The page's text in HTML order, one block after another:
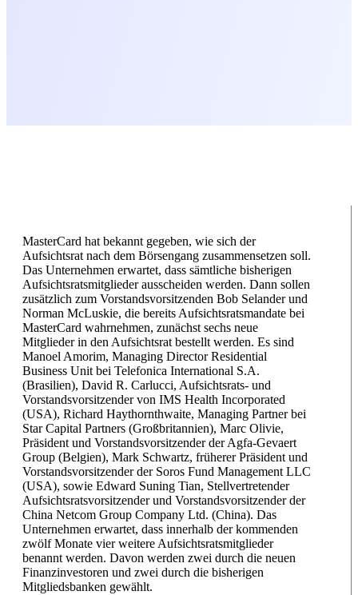
MasterCard hat bekannt gegeben, wie sich der
Aufsichtsrat nach dem Börsengang zusammensetzen soll.
Das Unternehmen erwartet, dass sämtliche bisherigen
Aufsichtsratsmitglieder ausscheiden werden. Dann sollen
zusätzlich zum Vorstandsvorsitzenden Bob Selander und
Norman McLuskie, die bereits Aufsichtsratsmandate bei
MasterCard wahrnehmen, zunächst sechs neue
Mitglieder in den Aufsichtsrat bestellt werden. Es sind
Manoel Amorim, Managing Director Residential
Business Unit bei Telefonica International S.A.
(Brasilien), David R. Carlucci, Aufsichtsrats- und
Vorstandsvorsitzender von IMS Health Incorporated
(USA), Richard Haythornthwaite, Managing Partner bei
Star Capital Partners (Großbritannien), Marc Olivie,
Präsident und Vorstandsvorsitzender der Agfa-Gevaert
Group (Belgien), Mark Schwartz, früherer Präsident und
Vorstandsvorsitzender der Soros Fund Management LLC
(USA), sowie Edward Suning Tian, Stellvertretender
Aufsichtsratsvorsitzender und Vorstandsvorsitzender der
China Netcom Group Company Ltd. (China). Das
Unternehmen erwartet, dass innerhalb der kommenden
zwölf Monate vier weitere Aufsichtsratsmitglieder
benannt werden. Davon werden zwei durch die neuen
Finanzinvestoren und zwei durch die bisherigen
Mitgliedsbanken gewählt.